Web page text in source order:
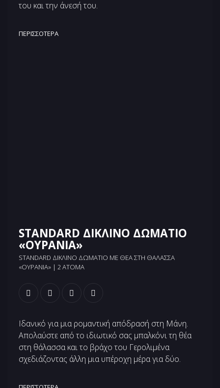
του και την άνεσή του.
ΠΕΡΙΣΣΌΤΕΡΑ
STANDARD ΔΙΚΛΙΝΟ ΔΩΜΑΤΙΟ
«ΟΥΡΑΝΙΑ»
STANDARD ΔΊΚΛΙΝΟ ΔΩΜΑΤΙΟ ΜΕ ΘΈΑ ΣΤΗ ΘΆΛΑΣΣΑ
«ΟΥΡΑΝΊΑ» | 2 ΑΤΟΜΑ
Ιδανικό για μια ρομαντική απόδρασή στη Μάνη.
Απολαύστε από το ιδιωτικό σας μπαλκόνι τη θέα
στη θάλασσα και το βράχο του Γερολιμένα
σχεδιάζοντας άλλη μια υπέροχη μέρα για δύο.